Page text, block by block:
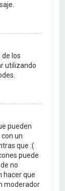
de los
utilizando
pueden
un
que :(
puede
no
hacer que
moderador